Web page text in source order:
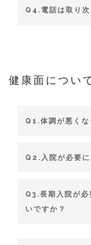
Q4.電話は取り次
健康面につい
Q1.体調が悪くな
Q2.入院が必要に
Q3.長期入院が必
いですか？